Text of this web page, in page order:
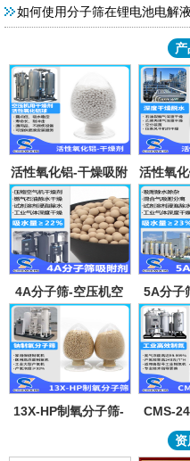
如何使用分子筛在锂电池电解
活性氧化铝-干燥吸附
活性氧
4A分子筛-空压机空
气气体吸水干燥颗粒-
溶剂试剂深度除水分
子筛吸附球
5A分子
吸附纯
水-混
13X-HP制氧分子筛-
筛95氧浓度-制氧钠分
CMS-
工业制
分子筛-
资